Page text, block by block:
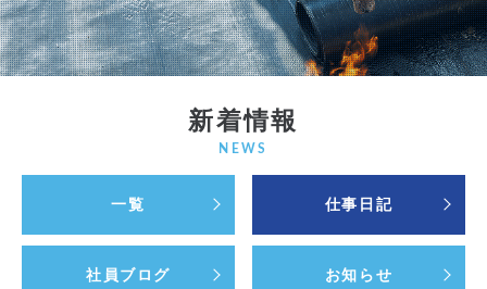
新着情報
NEWS
一覧 仕事日記
社員ブログ お知らせ